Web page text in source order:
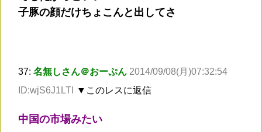
子豚の顔だけちょこんと出してさ
37: 名無しさん＠おーぷん 2014/09/08(月)07:32:54
ID:wjS6J1LTl
▼このレスに返信
中国の市場みたい